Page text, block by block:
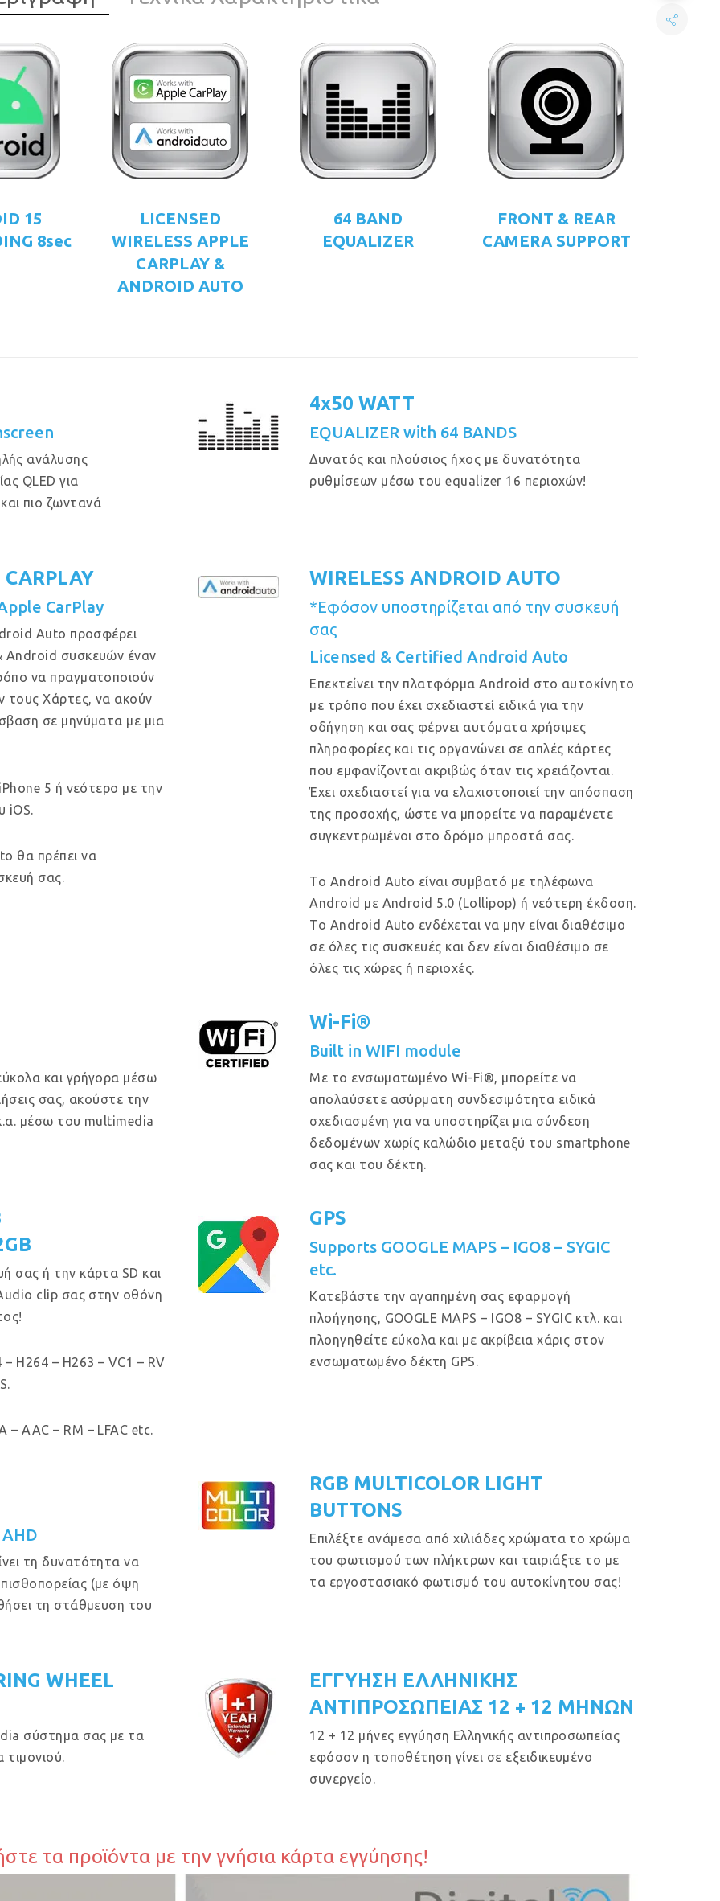
15
8sec
LICENSED
WIRELESS APPLE
CARPLAY &
ANDROID AUTO
64 BAND
EQUALIZER
FRONT & REAR
CAMERA SUPPORT
ανάλυσης
QLED για
πιο ζωντανά
4x50 WATT
EQUALIZER with 64 BANDS
Δυνατός και πλούσιος ήχος με δυνατότητα
ρυθμίσεων μέσω του equalizer 16 περιοχών!
CARPLAY
CarPlay
Auto προσφέρει
Android συσκευών έναν
να πραγματοποιούν
τους Χάρτες, να ακούν
σε μηνύματα με μια
5 ή νεότερο με την
iOS.
θα πρέπει να
σας.
WIRELESS ANDROID AUTO
*Εφόσον υποστηρίζεται από την συσκευή
σας
Licensed & Certified Android Auto
Επεκτείνει την πλατφόρμα Android στο αυτοκίνητο
με τρόπο που έχει σχεδιαστεί ειδικά για την
οδήγηση και σας φέρνει αυτόματα χρήσιμες
πληροφορίες και τις οργανώνει σε απλές κάρτες
που εμφανίζονται ακριβώς όταν τις χρειάζονται.
Έχει σχεδιαστεί για να ελαχιστοποιεί την απόσπαση
της προσοχής, ώστε να μπορείτε να παραμένετε
συγκεντρωμένοι στο δρόμο μπροστά σας.
Το Android Auto είναι συμβατό με τηλέφωνα
Android με Android 5.0 (Lollipop) ή νεότερη έκδοση.
Το Android Auto ενδέχεται να μην είναι διαθέσιμο
σε όλες τις συσκευές και δεν είναι διαθέσιμο σε
όλες τις χώρες ή περιοχές.
και γρήγορα μέσω
σας, ακούστε την
μέσω του multimedia
Wi-Fi®
Built in WIFI module
Με το ενσωματωμένο Wi-Fi®, μπορείτε να
απολαύσετε ασύρματη συνδεσιμότητα ειδικά
σχεδιασμένη για να υποστηρίζει μια σύνδεση
δεδομένων χωρίς καλώδιο μεταξύ του smartphone
σας και του δέκτη.
σας ή την κάρτα SD και
clip σας στην οθόνη
H264 – H263 – VC1 – RV
AAC – RM – LFAC etc.
GPS
Supports GOOGLE MAPS – IGO8 – SYGIC
etc.
Κατεβάστε την αγαπημένη σας εφαρμογή
πλοήγησης, GOOGLE MAPS – IGO8 – SYGIC κτλ. και
πλοηγηθείτε εύκολα και με ακρίβεια χάρις στον
ενσωματωμένο δέκτη GPS.
τη δυνατότητα να
(με όψη
τη στάθμευση του
RGB MULTICOLOR LIGHT
BUTTONS
Επιλέξτε ανάμεσα από χιλιάδες χρώματα το χρώμα
του φωτισμού των πλήκτρων και ταιριάξτε το με
τα εργοστασιακό φωτισμό του αυτοκίνητου σας!
WHEEL
σύστημα σας με τα
τιμονιού.
ΕΓΓΥΗΣΗ ΕΛΛΗΝΙΚΗΣ
ΑΝΤΙΠΡΟΣΩΠΕΙΑΣ 12 + 12 ΜΗΝΩΝ
12 + 12 μήνες εγγύηση Ελληνικής αντιπροσωπείας
εφόσον η τοποθέτηση γίνει σε εξειδικευμένο
συνεργείο.
τα προϊόντα με την γνήσια κάρτα εγγύησης!